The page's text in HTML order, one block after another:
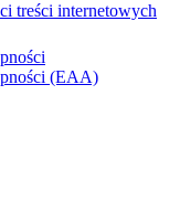
treści internetowych
(EAA)